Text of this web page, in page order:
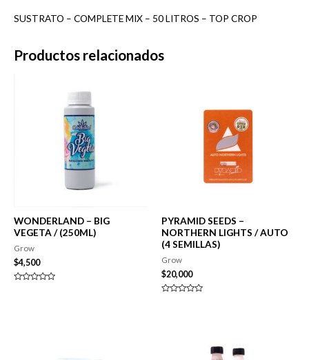
cantidad
SUSTRATO – COMPLETE MIX – 50 LITROS – TOP CROP
Productos relacionados
WONDERLAND – BIG
VEGETA / (250ML)
Grow
$4,500
PYRAMID SEEDS –
NORTHERN LIGHTS / AUTO
(4 SEMILLAS)
Grow
$20,000